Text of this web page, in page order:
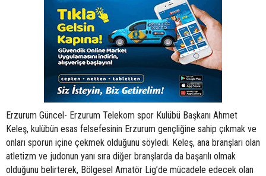
Erzurum Güncel- Erzurum Telekom spor Kulübü Başkanı Ahmet
Keleş, kulübün esas felsefesinin Erzurum gençliğine sahip çıkmak ve
onları sporun içine çekmek olduğunu söyledi. Keleş, ana branşları olan
atletizm ve judonun yanı sıra diğer branşlarda da başarılı olmak
olduğunu belirterek, Bölgesel Amatör Lig’de mücadele edecek olan